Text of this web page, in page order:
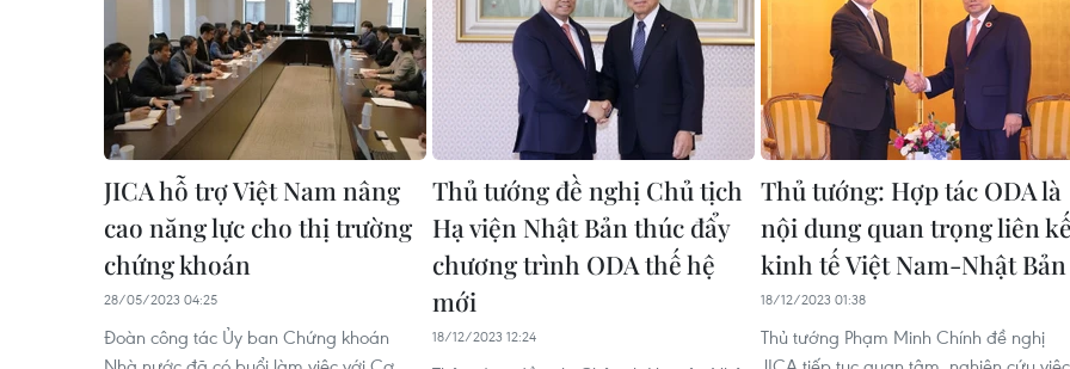
JICA hỗ trợ Việt Nam nâng
cao năng lực cho thị trường
chứng khoán
28/05/2023 04:25
Đoàn công tác Ủy ban Chứng khoán
Thủ tướng đề nghị Chủ tịch
Hạ viện Nhật Bản thúc đẩy
chương trình ODA thế hệ
mới
18/12/2023 12:24
Thủ tướng: Hợp tác ODA là
nội dung quan trọng liên
kinh tế Việt Nam-Nhật Bản
18/12/2023 01:38
Thủ tướng Phạm Minh Chính đề nghị